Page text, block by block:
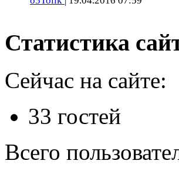
Статистика
Сейчас на сайте:
33 гостей
Всего